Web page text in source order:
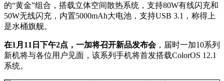
的“黄金”组合，搭载立体空间散热系统，支持80W有线闪充和
50W无线闪充，内置5000mAh大电池，支持USB 3.1，称得上
是水桶旗舰。
在1月11日下午2点，一加将召开新品发布会，届时一加10系列
新机将与各位用户见面，该系列手机将首发搭载ColorOS 12.1
系统。